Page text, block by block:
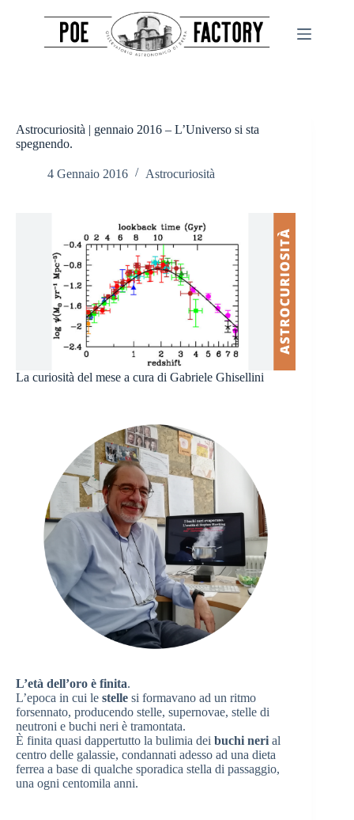
Astrocuriosità | gennaio 2016 – L’Universo si sta
spegnendo.
4 Gennaio 2016 Astrocuriosità
La curiosità del mese a cura di Gabriele Ghisellini
L’età dell’oro è finita.
L’epoca in cui le stelle si formavano ad un ritmo
forsennato, producendo stelle, supernovae, stelle di
neutroni e buchi neri è tramontata.
È finita quasi dappertutto la bulimia dei buchi neri al
centro delle galassie, condannati adesso ad una dieta
ferrea a base di qualche sporadica stella di passaggio,
una ogni centomila anni.